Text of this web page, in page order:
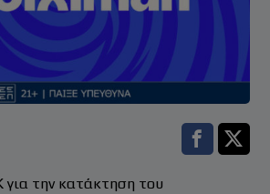
Facebook
την κατάκτηση του